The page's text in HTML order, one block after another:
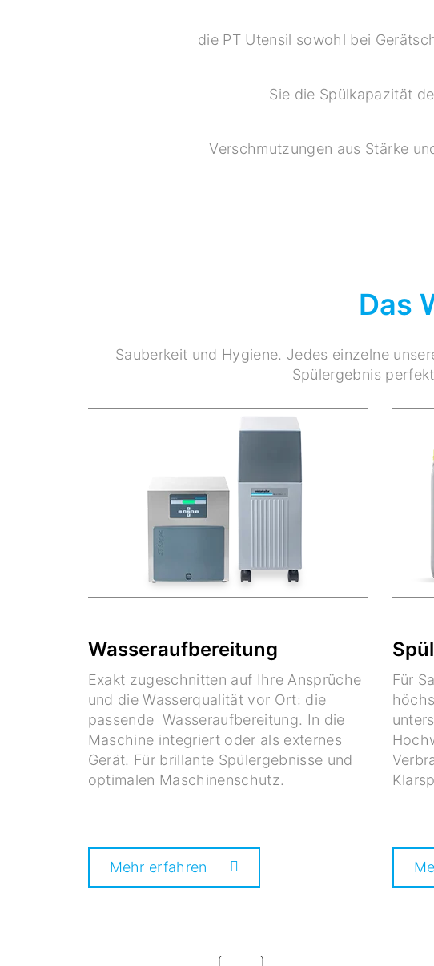
die PT Utensil sowohl bei
Sie die Spülkapazität
Verschmutzungen aus Stärke
Das
Sauberkeit und Hygiene. Jedes einzelne
Spülergebnis
Wasseraufbereitung
Exakt zugeschnitten auf Ihre Ansprüche
und die Wasserqualität vor Ort: die
passende Wasseraufbereitung. In die
Maschine integriert oder als externes
Gerät. Für brillante Spülergebnisse und
optimalen Maschinenschutz.
Mehr erfahren
Für